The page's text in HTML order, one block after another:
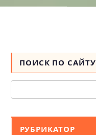
ПОИСК ПО САЙТУ
РУБРИКАТОР